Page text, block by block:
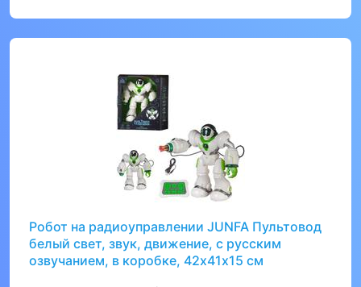
Робот на радиоуправлении JUNFA Пультовод
белый свет, звук, движение, с русским
озвучанием, в коробке, 42х41х15 см